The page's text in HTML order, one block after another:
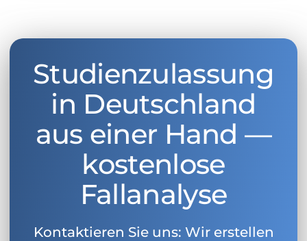
Studienzulassung
in Deutschland
aus einer Hand —
kostenlose
Fallanalyse
Kontaktieren Sie uns: Wir erstellen